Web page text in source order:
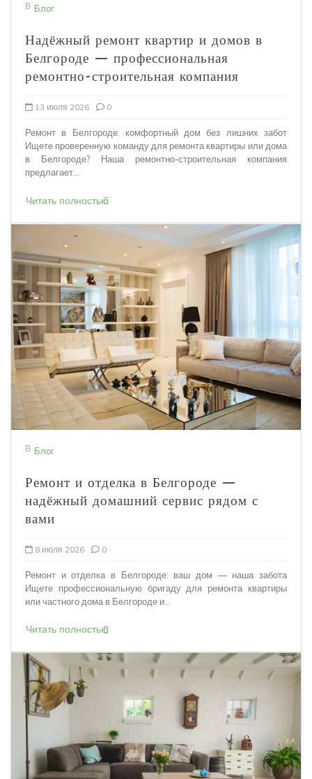
В Блог
Надёжный ремонт квартир и домов в
Белгороде — профессиональная
ремонтно-строительная компания
13 июля 2026 0
Ремонт в Белгороде: комфортный дом без лишних забот
Ищете проверенную команду для ремонта квартиры или дома
в Белгороде? Наша ремонтно-строительная компания
предлагает...
Читать полностью
В Блог
Ремонт и отделка в Белгороде —
надёжный домашний сервис рядом с
вами
8 июля 2026 0
Ремонт и отделка в Белгороде: ваш дом — наша забота
Ищете профессиональную бригаду для ремонта квартиры
или частного дома в Белгороде и...
Читать полностью